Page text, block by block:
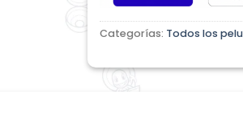
Categorías: Todos los